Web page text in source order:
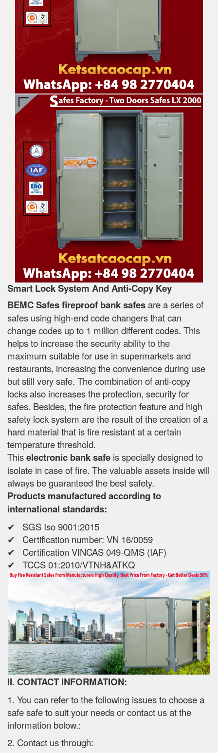
Smart Lock System And Anti-Copy Key
BEMC Safes fireproof bank safesare a series of
safes using high-end code changers that can
change codes up to 1 million different codes. This
helps to increase the security ability to the
maximum suitable for use in supermarkets and
restaurants, increasing the convenience during use
but still very safe. The combination of anti-copy
locks also increases the protection, security for
safes. Besides, the fire protection feature and high
safety lock system are the result of the creation of a
hard material that is fire resistant at a certain
temperature threshold.
Thiselectronic bank safe is specially designed to
isolate in case of fire. The valuable assets inside will
always be guaranteed the best safety.
Products manufactured according to
international standards:
✔ SGS Iso 9001:2015
✔ Certification number: VN 16/0059
✔ Certification VINCAS 049-QMS (IAF)
✔ TCCS 01:2010/VTNH&ATKQ
II. CONTACT INFORMATION:
1. You can refer to the following issues to choose a
safe safe to suit your needs or contact us at the
information below.:
2. Contact us through: